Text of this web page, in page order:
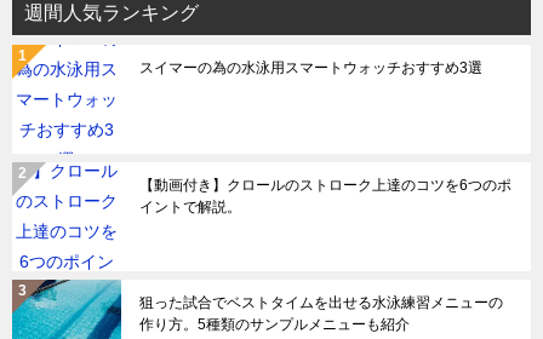
週間人気ランキング
スイマーの為の水泳用スマートウォッチおすすめ3選
【動画付き】クロールのストローク上達のコツを6つのポ
イントで解説。
狙った試合でベストタイムを出せる水泳練習メニューの
作り方。5種類のサンプルメニューも紹介